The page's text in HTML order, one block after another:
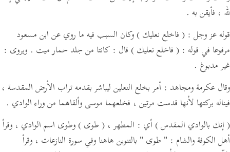
لله ، فأيقن به .
قوله عز وجل : ( فاخلع نعليك ) وكان السبب فيه ما روي عن ابن مسعود
مرفوعا في قوله : ( فاخلع نعليك ) قال : كانتا من جلد حمار ميت . ويروى :
غير مدبوغ .
وقال عكرمة ومجاهد : أمر بخلع النعلين ليباشر بقدمه تراب الأرض المقدسة ،
فيناله بركتها لأنها قدست مرتين ، فخلعهما موسى وألقاهما من وراء الوادي .
( إنك بالوادي المقدس ) أي : المطهر ، ( طوى ) وطوى اسم الوادي ، وقرأ
أهل الكوفة والشام : " طوى " بالتنوين هاهنا وفي سورة النازعات ، وقرأ